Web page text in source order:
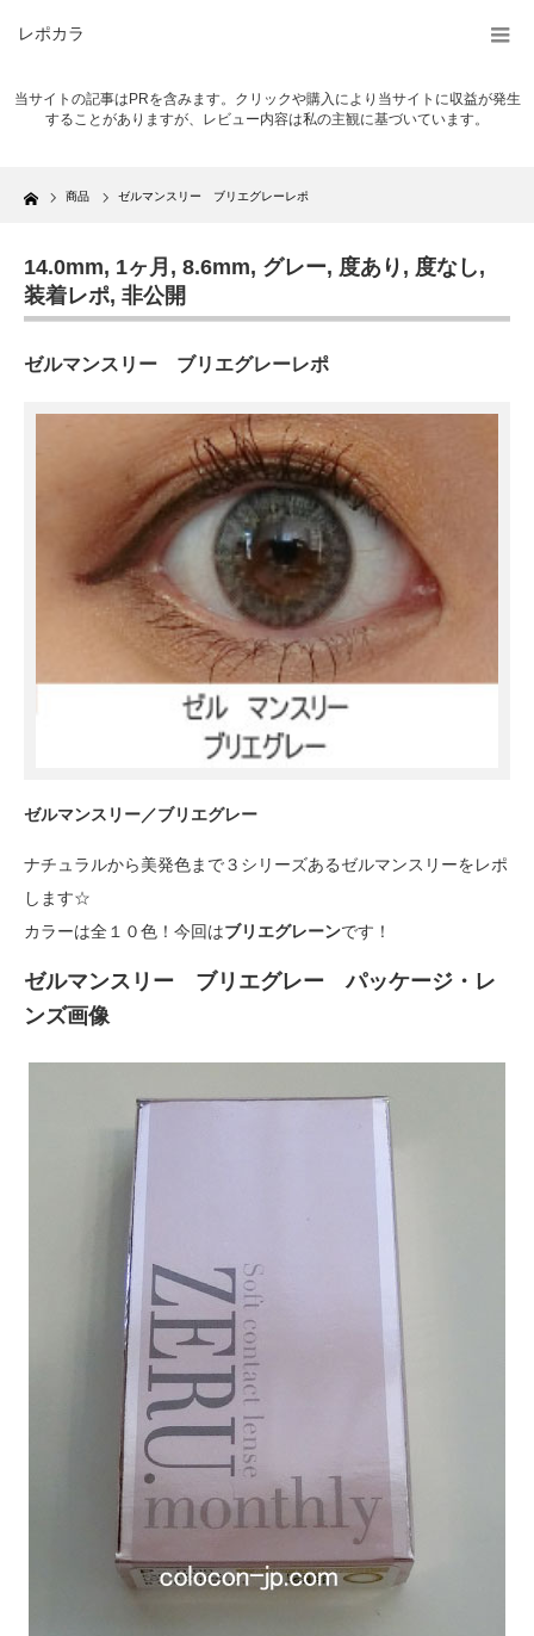
レポカラ
当サイトの記事はPRを含みます。クリックや購入により当サイトに収益が発生
することがありますが、レビュー内容は私の主観に基づいています。
Home 商品 ゼルマンスリー ブリエグレーレポ
14.0mm, 1ヶ月 , 8.6mm, グレー, 度あり , 度なし,
装着レポ, 非公開
ゼルマンスリー ブリエグレーレポ
ゼルマンスリー／ブリエグレー
ナチュラルから美発色まで３シリーズあるゼルマンスリーをレポ
します☆
カラーは全１０色！今回はブリエグレーンです！
ゼルマンスリー ブリエグレー パッケージ・レ
ンズ画像